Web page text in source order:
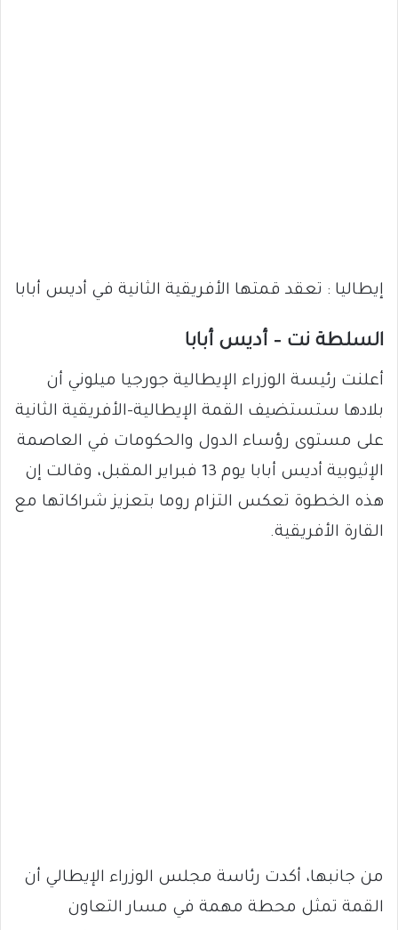
إيطاليا : تعقد قمتها الأفريقية الثانية في أديس أبابا
السلطة نت – أديس أبابا
أعلنت رئيسة الوزراء الإيطالية جورجيا ميلوني أن
بلادها ستستضيف القمة الإيطالية–الأفريقية الثانية
على مستوى رؤساء الدول والحكومات في العاصمة
الإثيوبية أديس أبابا يوم 13 فبراير المقبل، وقالت إن
هذه الخطوة تعكس التزام روما بتعزيز شراكاتها مع
القارة الأفريقية.
من جانبها، أكدت رئاسة مجلس الوزراء الإيطالي أن
القمة تمثل محطة مهمة في مسار التعاون